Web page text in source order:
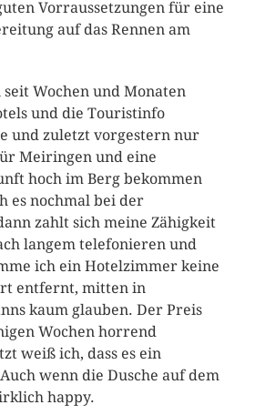
Vorraussetzungen für eine
auf das Rennen am
Wochen und Monaten
und die Touristinfo
und zuletzt vorgestern nur
Meiringen und eine
hoch im Berg bekommen
es nochmal bei der
zahlt sich meine Zähigkeit
langem telefonieren und
ich ein Hotelzimmer keine
entfernt, mitten in
kaum glauben. Der Preis
Wochen horrend
weiß ich, dass es ein
wenn die Dusche auf dem
happy.